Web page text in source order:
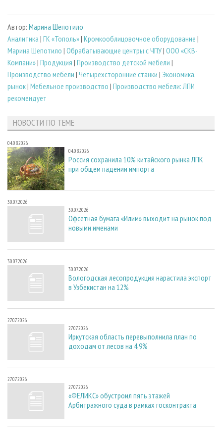
Автор: Марина Шепотило
Аналитика | ГК «Тополь»| Кромкооблицовочное оборудование |
Марина Шепотило | Обрабатывающие центры с ЧПУ| ООО «СКВ-
Компани»| Продукция | Производство детской мебели |
Производство мебели | Четырехсторонние станки | Экономика,
рынок| Мебельное производство | Производство мебели: ЛПИ
рекомендует
НОВОСТИ ПО ТЕМЕ
04.08.2026
04.08.2026
Россия сохранила 10% китайского рынка ЛПК
при общем падении импорта
30.07.2026
30.07.2026
Офсетная бумага «Илим» выходит на рынок под
новыми именами
30.07.2026
30.07.2026
Вологодская лесопродукция нарастила экспорт
в Узбекистан на 12%
27.07.2026
27.07.2026
Иркутская область перевыполнила план по
доходам от лесов на 4,9%
27.07.2026
27.07.2026
«ФЕЛИКС» обустроил пять этажей
Арбитражного суда в рамках госконтракта